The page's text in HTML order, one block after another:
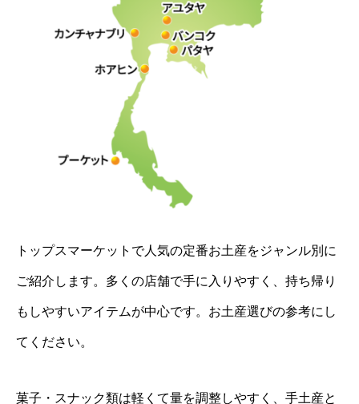
トップスマーケットで人気の定番お土産をジャンル別に
ご紹介します。多くの店舗で手に入りやすく、持ち帰り
もしやすいアイテムが中心です。お土産選びの参考にし
てください。
菓子・スナック類は軽くて量を調整しやすく、手土産と